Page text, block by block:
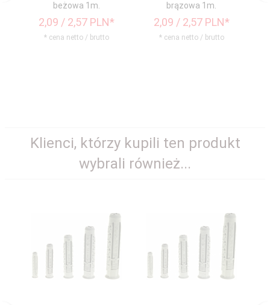
beżowa 1m.
2,09 / 2,57 PLN*
* cena netto / brutto
brązowa 1m.
2,09 / 2,57 PLN*
* cena netto / brutto
Klienci, którzy kupili ten produkt
wybrali również...